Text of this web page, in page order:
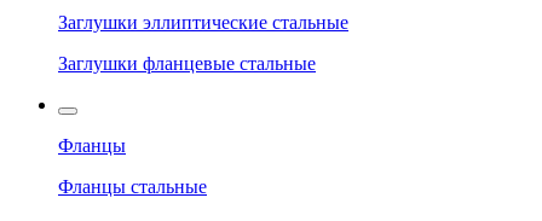
Заглушки эллиптические стальные
Заглушки фланцевые стальные
Фланцы
Фланцы стальные